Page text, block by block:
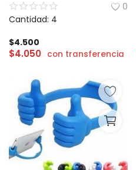
0
Cantidad: 4
$4.500
$4.050 con transferencia